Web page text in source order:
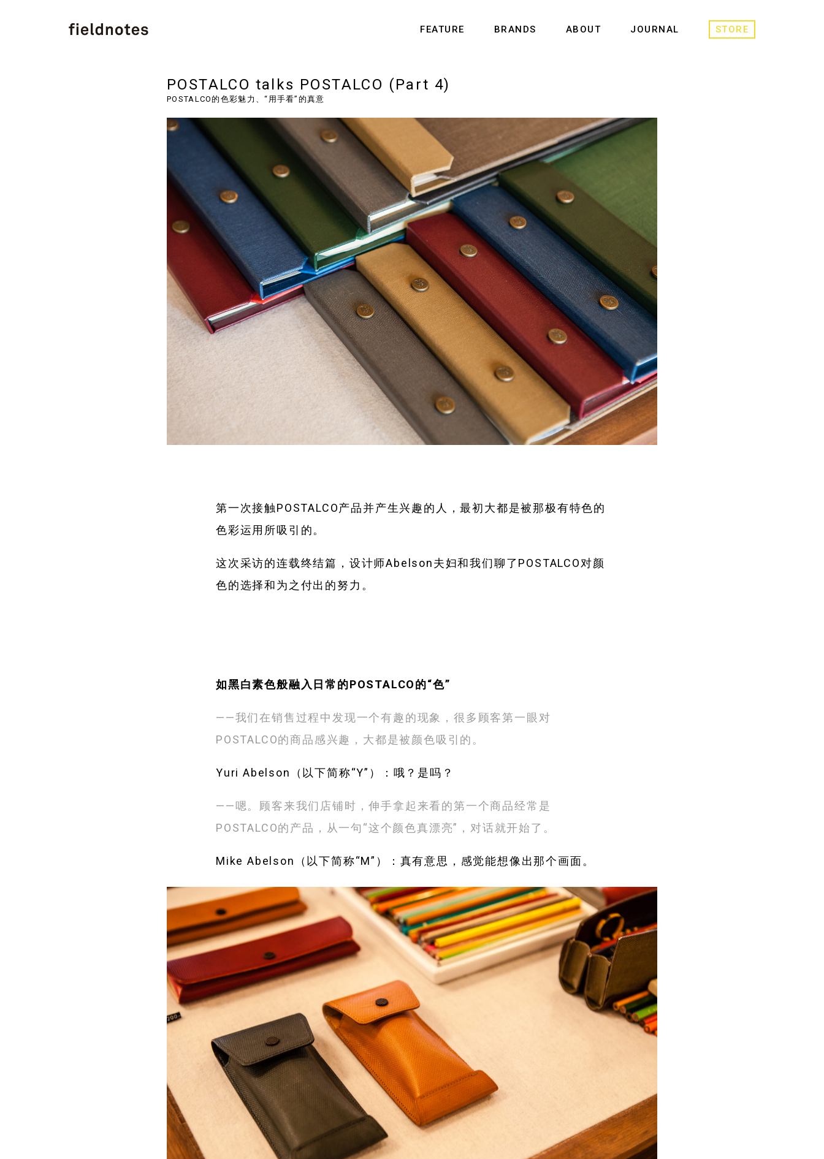
FEATURE BRANDS ABOUT JOURNAL STORE
POSTALCO talks POSTALCO (Part 4)
POSTALCO的色彩魅力、“用手看”的真意
第一次接触POSTALCO产品并产生兴趣的人，最初大都是被那极有特色的
色彩运用所吸引的。
这次采访的连载终结篇，设计师Abelson夫妇和我们聊了POSTALCO对颜
色的选择和为之付出的努力。
如黑白素色般融入日常的POSTALCO的“色”
——我们在销售过程中发现一个有趣的现象，很多顾客第一眼对
POSTALCO的商品感兴趣，大都是被颜色吸引的。
Yuri Abelson（以下简称“Y”）：哦？是吗？
——嗯。顾客来我们店铺时，伸手拿起来看的第一个商品经常是
POSTALCO的产品，从一句“这个颜色真漂亮”，对话就开始了。
Mike Abelson（以下简称“M”）：真有意思，感觉能想像出那个画面。